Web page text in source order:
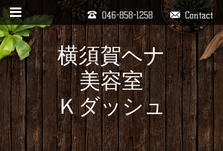
Contact
046-858-1258
横須賀ヘナ
美容室
Ｋダッシュ